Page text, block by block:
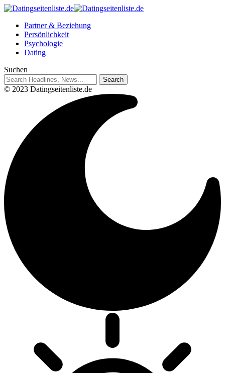
Partner & Beziehung
Persönlichkeit
Psychologie
Dating
Suchen
© 2023 Datingseitenliste.de